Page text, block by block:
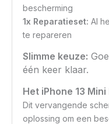
bescherming
1x Reparatieset:Al
te repareren
Slimme keuze:
één keer klaar.
Het iPhone 13
Dit vervangende
oplossing om een